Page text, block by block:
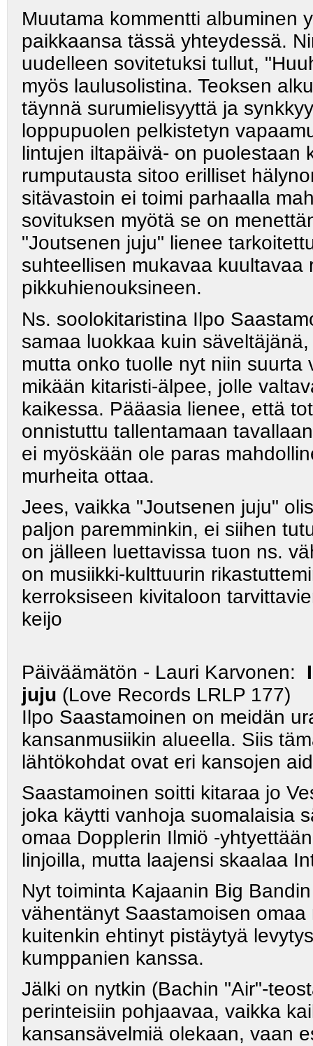
Muutama kommentti albuminen
paikkaansa tässä yhteydessä.
uudelleen sovitetuksi tullut,
myös laulusolistina. Teoksen
täynnä surumielisyyttä ja
loppupuolen pelkistetyn
lintujen iltapäivä- on puolestaan
rumputausta sitoo erilliset
sitävastoin ei toimi parhaalla
sovituksen myötä se on
"Joutsenen juju" lienee
suhteellisen mukavaa
pikkuhienouksineen.
Ns. soolokitaristina Ilpo
samaa luokkaa kuin
mutta onko tuolle nyt niin
mikään kitaristi-älpee, jolle
kaikessa. Pääasia lienee, että
onnistuttu tallentamaan
ei myöskään ole paras
murheita ottaa.
Jees, vaikka "Joutsenen juju"
paljon paremminkin, ei siihen
on jälleen luettavissa tuon ns.
on musiikki-kulttuurin
kerroksiseen kivitaloon
keijo
Päiväämätön - Lauri Karvonen:
juju (Love Records LRLP 177)
Ilpo Saastamoinen on meidän
kansanmusiikin alueella. Siis
lähtökohdat ovat eri kansojen
Saastamoinen soitti kitaraa jo
joka käytti vanhoja suomalaisia
omaa Dopplerin Ilmiö -
linjoilla, mutta laajensi skaalaa
Nyt toiminta Kajaanin Big
vähentänyt Saastamoisen
kuitenkin ehtinyt pistäytyä
kumppanien kanssa.
Jälki on nytkin (Bachin "Air"-
perinteisiin pohjaavaa, vaikka
kansansävelmiä olekaan, vaan